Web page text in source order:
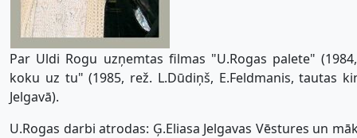
Par Uldi Rogu uzņemtas filmas "U.Rogas palete"
koku uz tu" (1985, rež. L.Dūdiņš, E.Feldmanis, tautas
Jelgavā).
U.Rogas darbi atrodas: Ģ.Eliasa Jelgavas Vēstures un